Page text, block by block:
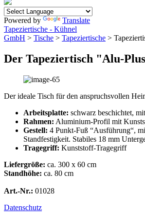
Powered by
Translate
Tapeziertische - Kühnel
GmbH > Tische > Tapeziertische >
Der Tapeziertisch "Alu-
Der ideale Tisch für den anspruchsvollen
Arbeitsplatte: schwarz beschichtet, mit
Rahmen: Aluminium-Profil mit
Gestell: 4 Punkt-Fuß “Ausführung“,
Standfestigkeit. Stabiles 18 mm
Tragegriff: Kunststoff-Tragegriff
Liefergröße: ca. 300 x 60 cm
Standhöhe: ca. 80 cm
Art.-Nr.: 01028
Datenschutz